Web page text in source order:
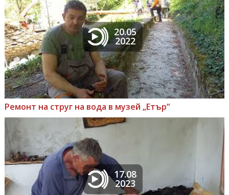
20.05
2022
Ремонт на струг на вода в музей „Етър“
17.08
2023